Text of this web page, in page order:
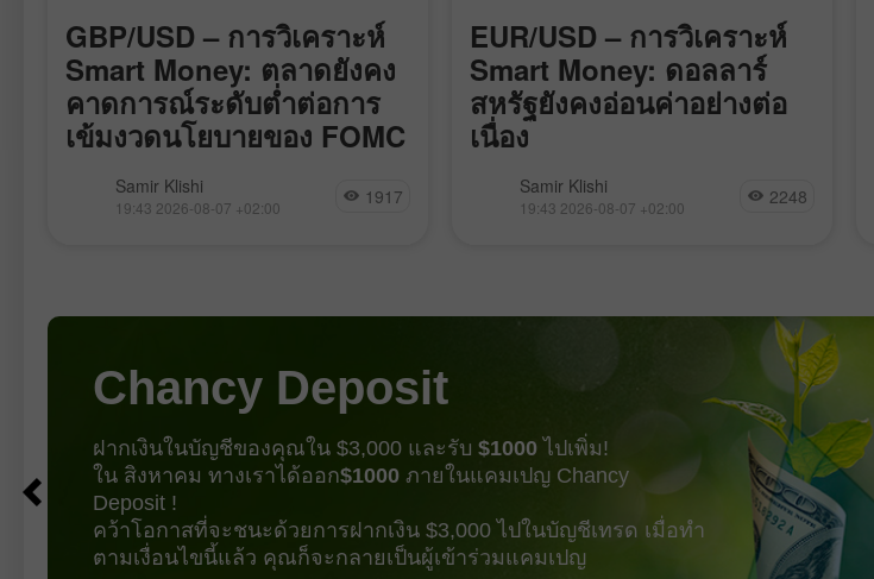
GBP/USD – การวิเคราะห์
Smart Money: ตลาดยังคง
คาดการณ์ระดับต่ำต่อการ
เข้มงวดนโยบายของ FOMC
คู่เงิน GBP/USD เคลื่อนไหวค่อนข้าง
สงบตลอดสัปดาห์นี้ เหมือนกำลังรอ
Payrolls ปรับลดลงเป็นเดือนที่สี่ติดต่อกัน
ยังติดลบด้วย หมายความว่าจำนวน
ตำแหน่งงานในเศรษฐกิจสหรัฐไม่ได้แค่
Samir Klishi
19:43 2026-08-07 +02:00 1917
EUR/USD – การวิเคราะห์
Smart Money: ดอลลาร์
สหรัฐยังคงอ่อนค่าอย่างต่อ
เนื่อง
คู่เงิน EUR/USD ยังคงเคลื่อนไหวอยู่ใน
แรงกระตุ้นขาลงในกรอบย่อย (local
พวกเขาต้องทำมีเพียงอย่างเดียวคือ
Samir Klishi
19:43 2026-08-07 +02:00 2248
Chancy Deposit
ฝากเงินในบัญชีของคุณใน $3,000 และรับ $1000 ไปเพิ่ม!
ใน สิงหาคม ทางเราได้ออก$1000 ภายในแคมเปญ Chancy
Deposit !
คว้าโอกาสที่จะชนะด้วยการฝากเงิน $3,000 ไปในบัญชีเทรด เมื่อทำ
ตามเงื่อนไขนี้แล้ว คุณก็จะกลายเป็นผู้เข้าร่วมแคมเปญ
รับโบนัส